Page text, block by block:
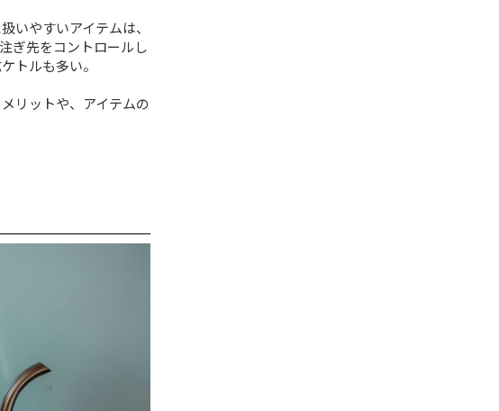
いやすいアイテムは、
ぎ先をコントロールし
トルも多い。
リットや、アイテムの